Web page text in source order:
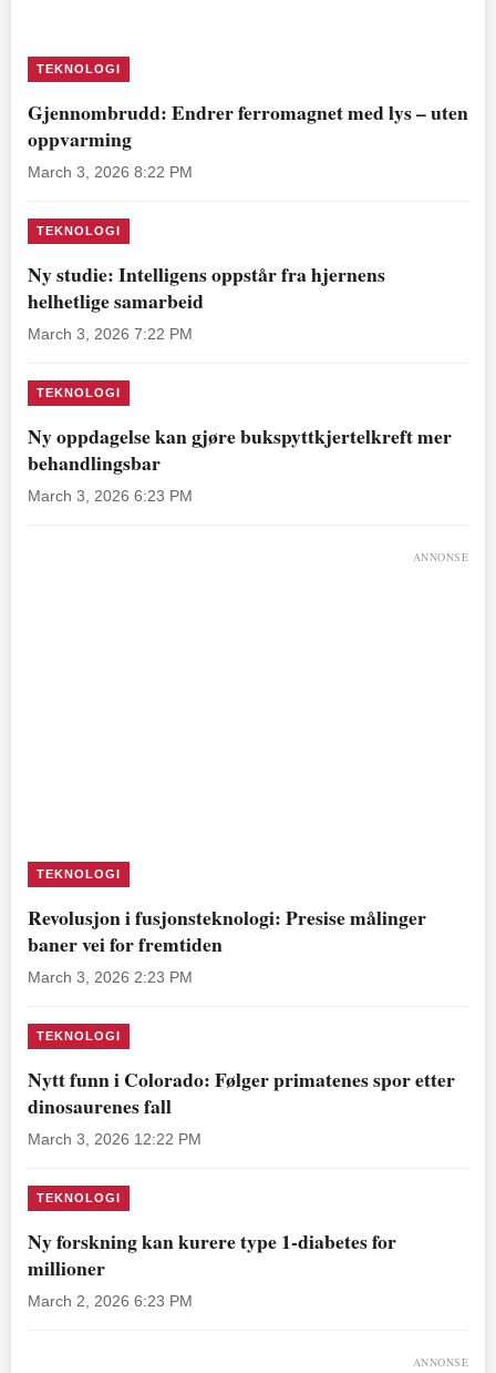
TEKNOLOGI
Gjennombrudd: Endrer ferromagnet med lys – uten
oppvarming
March 3, 2026 8:22 PM
TEKNOLOGI
Ny studie: Intelligens oppstår fra hjernens
helhetlige samarbeid
March 3, 2026 7:22 PM
TEKNOLOGI
Ny oppdagelse kan gjøre bukspyttkjertelkreft mer
behandlingsbar
March 3, 2026 6:23 PM
ANNONSE
TEKNOLOGI
Revolusjon i fusjonsteknologi: Presise målinger
baner vei for fremtiden
March 3, 2026 2:23 PM
TEKNOLOGI
Nytt funn i Colorado: Følger primatenes spor etter
dinosaurenes fall
March 3, 2026 12:22 PM
TEKNOLOGI
Ny forskning kan kurere type 1-diabetes for
millioner
March 2, 2026 6:23 PM
ANNONSE